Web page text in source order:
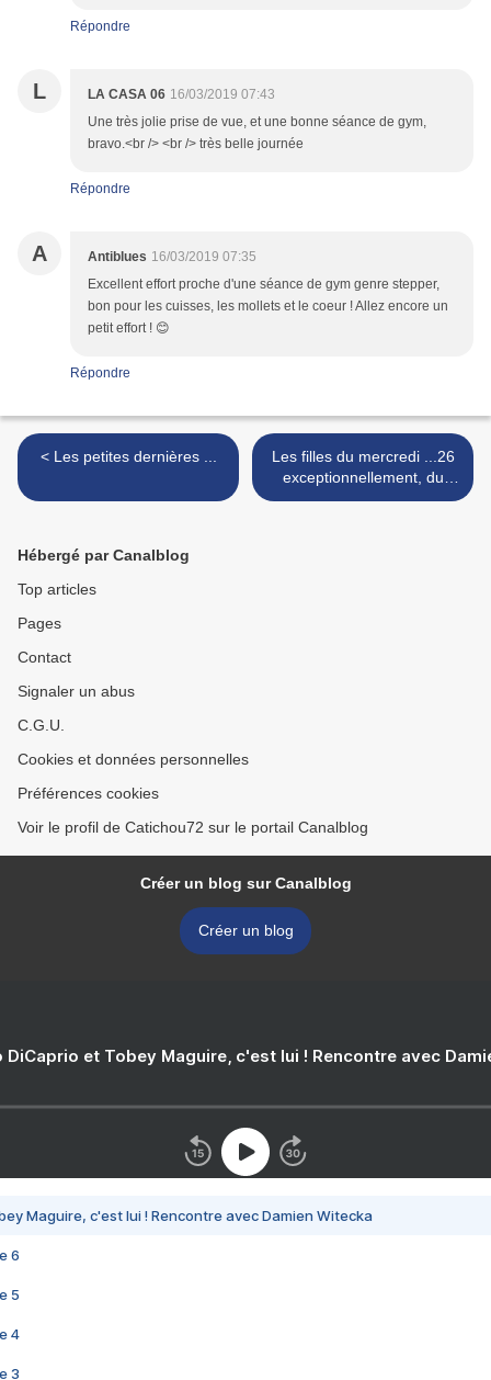
Répondre
L LA CASA 06 16/03/2019 07:43
Une très jolie prise de vue, et une bonne séance de gym,
bravo.<br /> <br /> très belle journée
Répondre
A Antiblues 16/03/2019 07:35
Excellent effort proche d'une séance de gym genre stepper,
bon pour les cuisses, les mollets et le coeur ! Allez encore un
petit effort ! 😊
Répondre
< Les petites dernières ...
Les filles du mercredi ...26
exceptionnellement, du
mardi ! >
Hébergé par Canalblog
Top articles
Pages
Contact
Signaler un abus
C.G.U.
Cookies et données personnelles
Préférences cookies
Voir le profil de Catichou72 sur le portail Canalblog
Créer un blog sur Canalblog
Créer un blog
DiCaprio et Tobey Maguire, c'est lui ! Rencontre avec
Maguire, c'est lui ! Rencontre avec Damien Witecka
6
5
4
3